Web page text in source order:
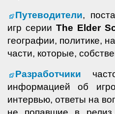
Путеводители,
игр серииThe Elder
географии, политике,
части, которые,
Разработчики
информацией об
интервью, ответы на